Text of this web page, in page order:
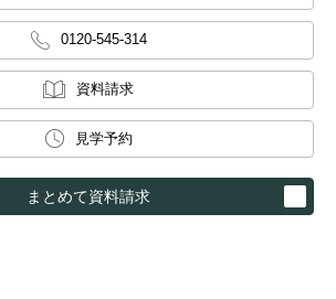
0120-545-314
資料請求
見学予約
まとめて資料請求